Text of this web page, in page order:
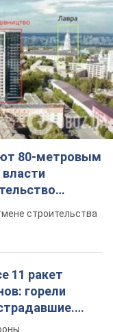
80-метровым
строительства
11 ракет
горели